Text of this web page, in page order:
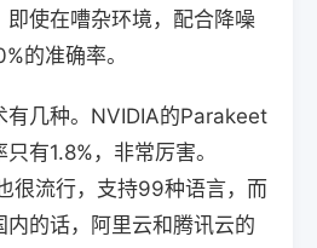
即使在嘈杂环境，配合降噪
的准确率。
有几种。NVIDIA的Parakeet
有1.8%，非常厉害。
很流行，支持99种语言，而
内的话，阿里云和腾讯云的